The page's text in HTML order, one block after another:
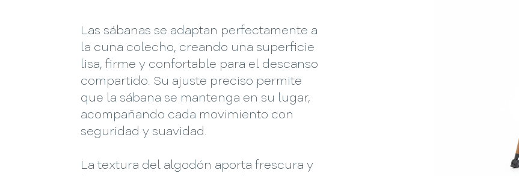
Las sábanas se adaptan perfectamente a
la cuna colecho, creando una superficie
lisa, firme y confortable para el descanso
compartido. Su ajuste preciso permite
que la sábana se mantenga en su lugar,
acompañando cada movimiento con
seguridad y suavidad.
La textura del algodón aporta frescura y